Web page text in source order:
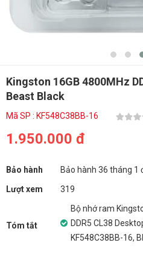
Kingston 16GB 4800MHz
Beast Black
Mã SP : KF548C38BB-16
1.950.000 đ
Bảo hành
Bảo hành 36 tháng 1
Lượt xem
319
Tóm tắt
Bộ nhớ ram
DDR5 CL38
KF548C38BB-16,